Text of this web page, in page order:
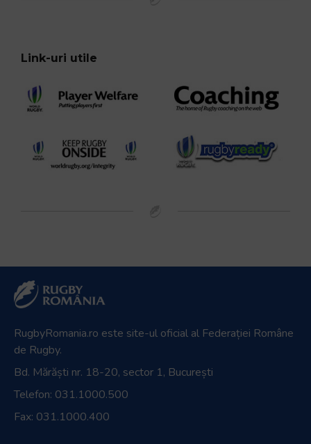
Link-uri utile
RugbyRomania.ro este site-ul oficial al Federației Române
de Rugby.
Bd. Mărăști nr. 18-20, sector 1, București
Telefon: 031.1000.500
Fax: 031.1000.400